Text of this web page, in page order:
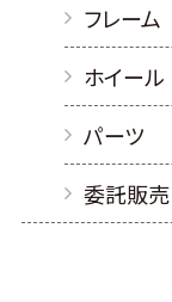
フレーム
ホイール
パーツ
委託販売